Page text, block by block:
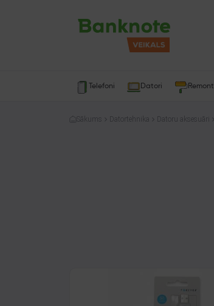
Telefoni Datori
Sākums Datortehnika Datoru aksesuāri